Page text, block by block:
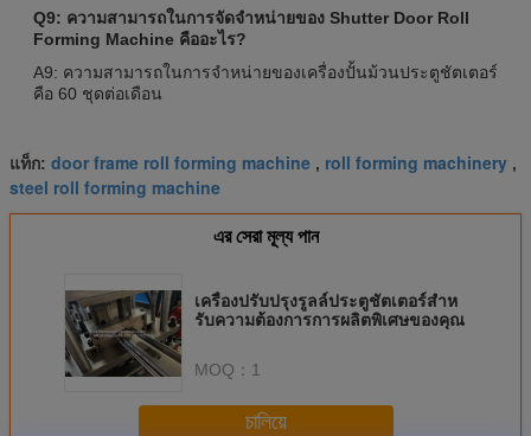
Q9: ความสามารถในการจัดจําหน่ายของ Shutter Door Roll
Forming Machine คืออะไร?
A9: ความสามารถในการจําหน่ายของเครื่องปั้นม้วนประตูชัตเตอร์
คือ 60 ชุดต่อเดือน
แท็ก: door frame roll forming machine , roll forming machinery ,
steel roll forming machine
এর সেরা মূল্য পান
เครื่องปรับปรุงรูลล์ประตูชัตเตอร์สําห
รับความต้องการการผลิตพิเศษของคุณ
MOQ： 1
চালিয়ে